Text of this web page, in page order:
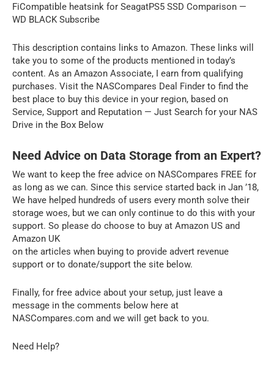
FiCompatible heatsink for SeagatPS5 SSD Comparison —
WD BLACK Subscribe
This description contains links to Amazon. These links will
take you to some of the products mentioned in today’s
content. As an Amazon Associate, I earn from qualifying
purchases. Visit the NASCompares Deal Finder to find the
best place to buy this device in your region, based on
Service, Support and Reputation — Just Search for your NAS
Drive in the Box Below
Need Advice on Data Storage from an Expert?
We want to keep the free advice on NASCompares FREE for
as long as we can. Since this service started back in Jan ’18,
We have helped hundreds of users every month solve their
storage woes, but we can only continue to do this with your
support. So please do choose to buy at Amazon US and
Amazon UK
on the articles when buying to provide advert revenue
support or to donate/support the site below.
Finally, for free advice about your setup, just leave a
message in the comments below here at
NASCompares.com and we will get back to you.
Need Help?